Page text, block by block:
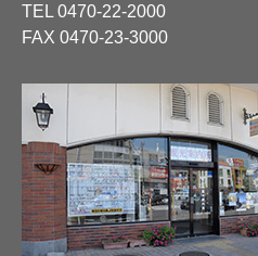
TEL 0470-22-2000
FAX 0470-23-3000